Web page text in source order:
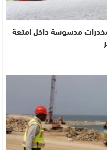
مدسوسة داخل امتعة